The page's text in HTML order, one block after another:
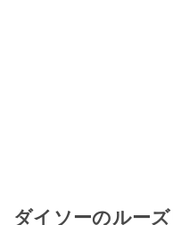
ダイソーのルー